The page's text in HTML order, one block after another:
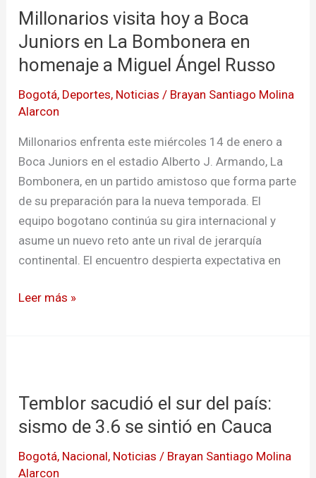
Millonarios visita hoy a Boca
Juniors en La Bombonera en
homenaje a Miguel Ángel Russo
Bogotá, Deportes, Noticias / Brayan Santiago Molina
Alarcon
Millonarios enfrenta este miércoles 14 de enero a
Boca Juniors en el estadio Alberto J. Armando, La
Bombonera, en un partido amistoso que forma parte
de su preparación para la nueva temporada. El
equipo bogotano continúa su gira internacional y
asume un nuevo reto ante un rival de jerarquía
continental. El encuentro despierta expectativa en
en
homenaje
a
Miguel
Ángel
Russo
Leer más »
Temblor sacudió el sur del país:
sismo de 3.6 se sintió en Cauca
Bogotá, Nacional, Noticias / Brayan Santiago Molina
Alarcon
sur
país: